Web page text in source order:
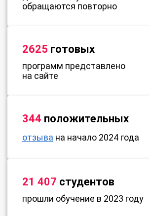
обращаются повторно
2625 готовых
программ представлено
на сайте
344 положительных
отзыва на начало 2024 года
21 407 студентов
прошли обучение в 2023 году